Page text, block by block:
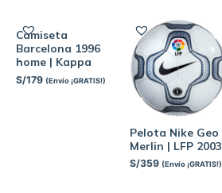
Camiseta
Barcelona 1996
home | Kappa
S/179 (Envío ¡GRATIS!)
Pelota Nike Geo
Merlin | LFP 2003
S/359 (Envío ¡GRATIS!)